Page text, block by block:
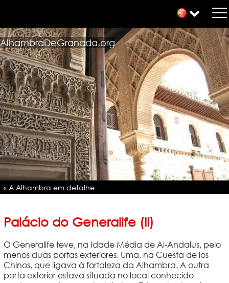
AlhambraDeGranada.org
« A Alhambra em detalhe
Palácio do Generalife (II)
O Generalife teve, na Idade Média de Al-Andalus, pelo
menos duas portas exteriores. Uma, na Cuesta de los
Chinos, que ligava à fortaleza da Alhambra. A outra
porta exterior estava situada no local conhecido